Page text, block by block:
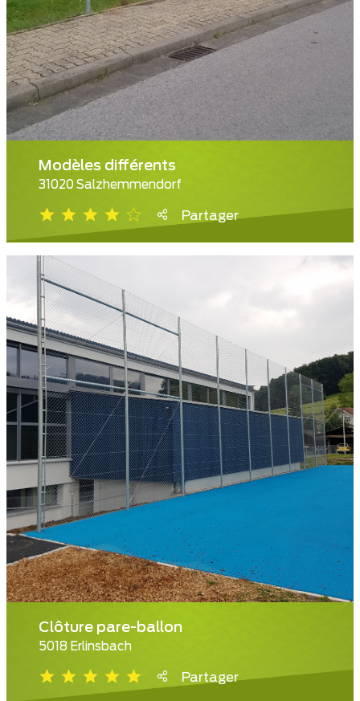
Modèles différents
31020 Salzhemmendorf
Partager
Clôture pare-ballon
5018 Erlinsbach
Partager